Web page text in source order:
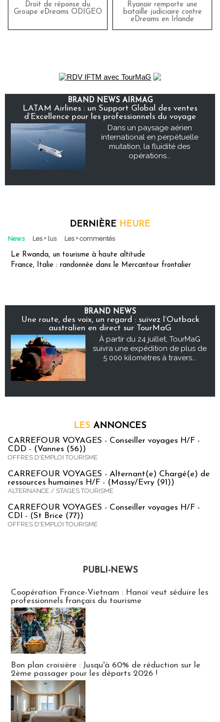
Droit de réponse du
Groupe eDreams ODIGEO
Ryanair remporte une
bataille judiciaire contre
eDreams en Irlande
BRAND NEWS AIRMAG
LATAM Airlines : un Support Global des ventes
d’Excellence pour les professionnels du voyage
Dans un paysage aérien
international en perpétuelle
mutation, la fluidité des
opérations...
DERNIÈRE HEURE
News Les + lus Les + commentés
Le Rwanda, un tourisme à haute altitude
France, Italie : randonnée dans le Mercantour frontalier
BRAND NEWS
Une route, des voix, un regard : suivez l’Outback
australien en direct sur TourMaG
À partir du 24 juillet, TourMaG
suivra une expédition de plus de
5 000 kilomètres à travers...
LES ANNONCES
CARREFOUR VOYAGES - Conseiller voyages H/F -
CDD - (Vannes (56))
OFFRES D'EMPLOI TOURISME
CARREFOUR VOYAGES - Alternant(e) Chargé(e) de
ressources humaines H/F - (Massy/Evry (91))
ALTERNANCE / STAGES TOURISME
CARREFOUR VOYAGES - Conseiller voyages H/F -
CDI - (St Brice (77))
OFFRES D'EMPLOI TOURISME
PUBLI-NEWS
Coopération France-Vietnam : Hanoï veut séduire les
professionnels français du tourisme
Bon plan croisière : Jusqu'à 60% de réduction sur le
2ème passager pour les départs 2026 !